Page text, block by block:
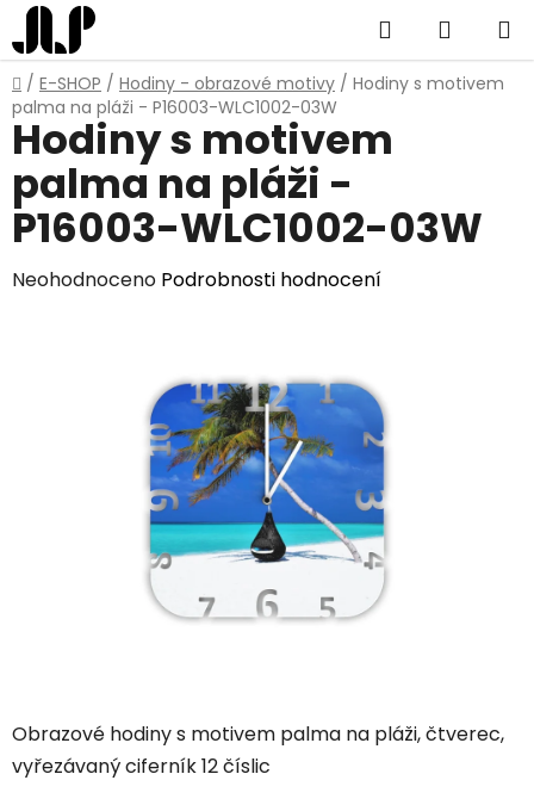
Přejít
na
obsah
Hledat
KOŠÍK
Domů
/ E-SHOP / Hodiny - obrazové motivy / Hodiny s motivem
palma na pláži - P16003-WLC1002-03W
Obrazové hodiny s motivem palma na pláži, čtverec,
vyřezávaný ciferník 12 číslic
Hodiny s motivem
palma na pláži -
P16003-WLC1002-03W
Průměrné
Neohodnoceno Podrobnosti hodnocení